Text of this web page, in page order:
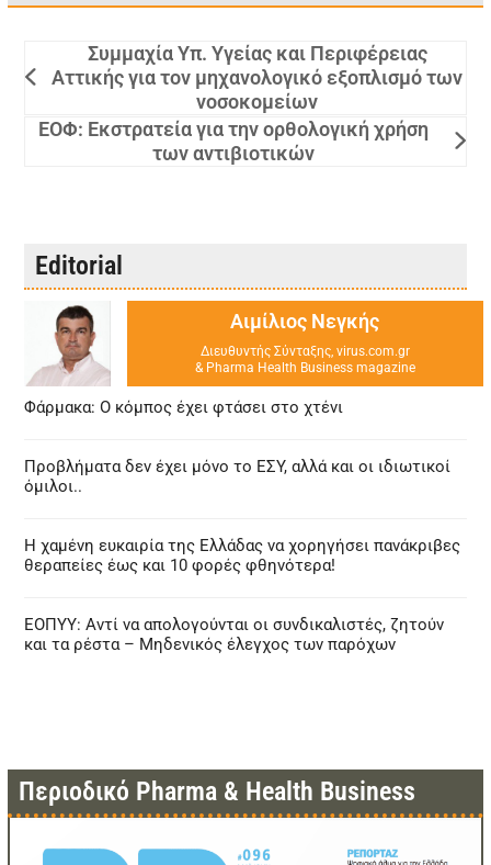
Συμμαχία Υπ. Υγείας και Περιφέρειας
Αττικής για τον μηχανολογικό εξοπλισμό των
νοσοκομείων
ΕΟΦ: Εκστρατεία για την ορθολογική χρήση
των αντιβιοτικών
Editorial
Αιμίλιος Νεγκής
Διευθυντής Σύνταξης, virus.com.gr
& Pharma Health Business magazine
Φάρμακα: Ο κόμπος έχει φτάσει στο χτένι
Προβλήματα δεν έχει μόνο το ΕΣΥ, αλλά και οι ιδιωτικοί
όμιλοι..
Η χαμένη ευκαιρία της Ελλάδας να χορηγήσει πανάκριβες
θεραπείες έως και 10 φορές φθηνότερα!
ΕΟΠΥΥ: Αντί να απολογούνται οι συνδικαλιστές, ζητούν
και τα ρέστα – Μηδενικός έλεγχος των παρόχων
Περιοδικό Pharma & Health Business